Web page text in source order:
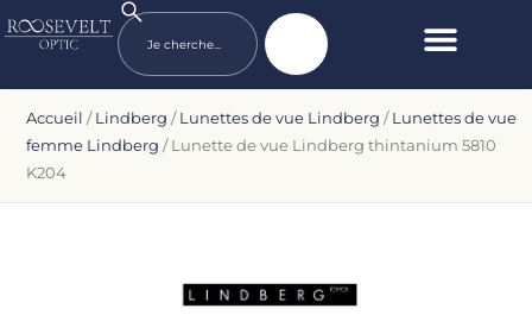
Accueil /Lindberg /Lunettes de vue Lindberg /Lunettes de vue
femme Lindberg / Lunette de vue Lindberg thintanium 5810
K204